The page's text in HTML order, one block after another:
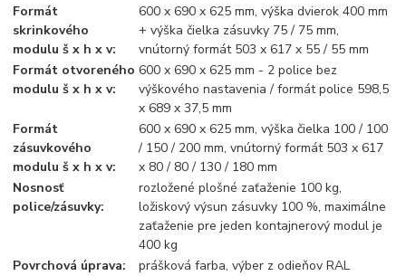
Formát
skrinkového
modulu š x h x v:
600 x 690 x 625 mm, výška dvierok 400 mm
+ výška čielka zásuvky 75 / 75 mm,
vnútorný formát 503 x 617 x 55 / 55 mm
Formát otvoreného
modulu š x h x v:
600 x 690 x 625 mm - 2 police bez
výškového nastavenia / formát police 598,5
x 689 x 37,5 mm
Formát
zásuvkového
modulu š x h x v:
600 x 690 x 625 mm, výška čielka 100 / 100
/ 150 / 200 mm, vnútorný formát 503 x 617
x 80 / 80 / 130 / 180 mm
Nosnosť
police/zásuvky:
rozložené plošné zaťaženie 100 kg,
ložiskový výsun zásuvky 100 %, maximálne
zaťaženie pre jeden kontajnerový modul je
400 kg
Povrchová úprava:
prášková farba, výber z odieňov RAL